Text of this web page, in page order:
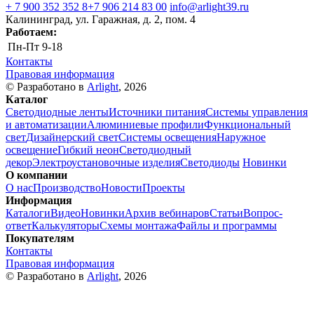
+ 7 900 352 352 8+7 906 214 83 00 info@arlight39.ru
Калининград, ул. Гаражная, д. 2, пом. 4
Работаем:
Пн-Пт 9-18
Контакты
Правовая информация
© Разработано в Arlight, 2026
Каталог
Светодиодные лентыИсточники питанияСистемы управления
и автоматизацииАлюминиевые профилиФункциональный
светДизайнерский светСистемы освещенияНаружное
освещениеГибкий неонСветодиодный
декорЭлектроустановочные изделияСветодиоды Новинки
О компании
О насПроизводствоНовостиПроекты
Информация
КаталогиВидеоНовинкиАрхив вебинаровСтатьиВопрос-
ответКалькуляторыСхемы монтажаФайлы и программы
Покупателям
Контакты
Правовая информация
© Разработано в Arlight, 2026